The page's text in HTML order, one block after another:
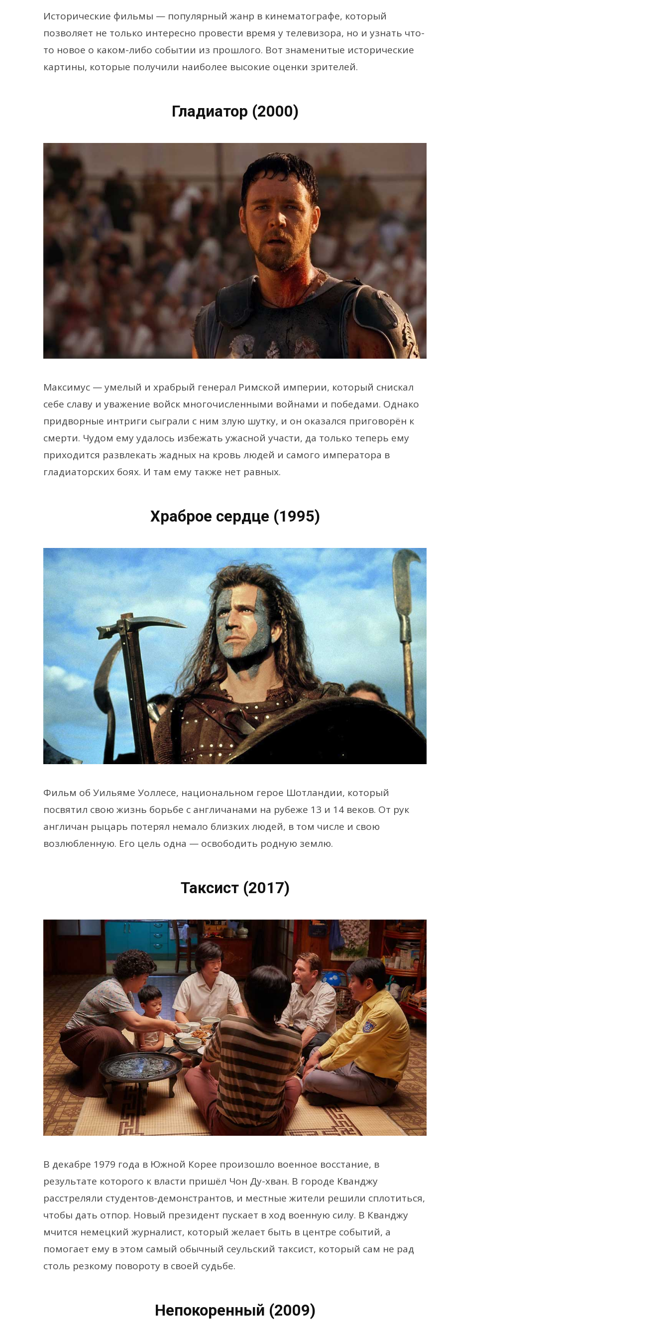
Исторические фильмы — популярный жанр в кинематографе, который
позволяет не только интересно провести время у телевизора, но и узнать что-
то новое о каком-либо событии из прошлого. Вот знаменитые исторические
картины, которые получили наиболее высокие оценки зрителей.
Гладиатор (2000)
Максимус — умелый и храбрый генерал Римской империи, который снискал
себе славу и уважение войск многочисленными войнами и победами. Однако
придворные интриги сыграли с ним злую шутку, и он оказался приговорён к
смерти. Чудом ему удалось избежать ужасной участи, да только теперь ему
приходится развлекать жадных на кровь людей и самого императора в
гладиаторских боях. И там ему также нет равных.
Храброе сердце (1995)
Фильм об Уильяме Уоллесе, национальном герое Шотландии, который
посвятил свою жизнь борьбе с англичанами на рубеже 13 и 14 веков. От рук
англичан рыцарь потерял немало близких людей, в том числе и свою
возлюбленную. Его цель одна — освободить родную землю.
Таксист (2017)
В декабре 1979 года в Южной Корее произошло военное восстание, в
результате которого к власти пришёл Чон Ду-хван. В городе Кванджу
расстреляли студентов-демонстрантов, и местные жители решили сплотиться,
чтобы дать отпор. Новый президент пускает в ход военную силу. В Кванджу
мчится немецкий журналист, который желает быть в центре событий, а
помогает ему в этом самый обычный сеульский таксист, который сам не рад
столь резкому повороту в своей судьбе.
Непокоренный (2009)